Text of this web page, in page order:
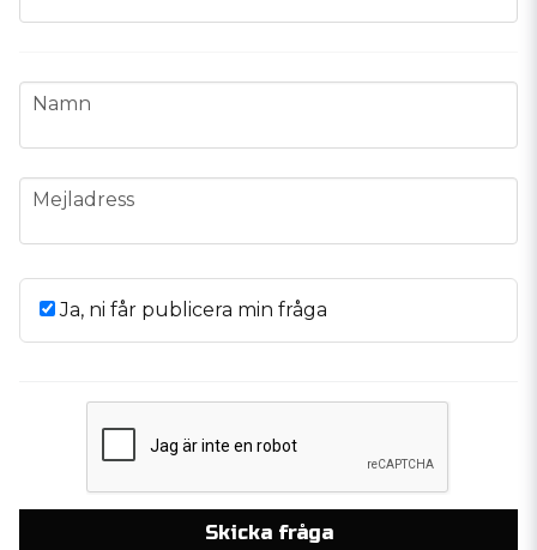
name
Namn
email
Mejladress
Ja, ni får publicera min fråga
Skicka fråga